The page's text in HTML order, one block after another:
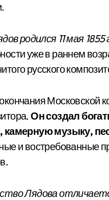
родился 11 мая
уже в раннем
русского
Московской
Он создал
камерную музыку,
и востребованные
Лядова